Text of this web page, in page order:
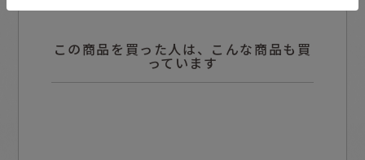
この商品を買った人は、こんな商品も買
っています